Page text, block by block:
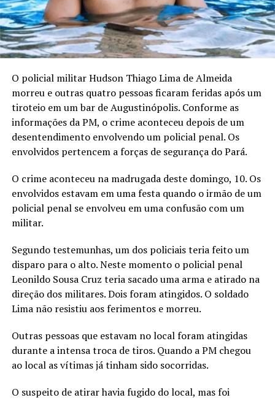
O policial militar Hudson Thiago Lima de Almeida
morreu e outras quatro pessoas ficaram feridas após um
tiroteio em um bar de Augustinópolis. Conforme as
informações da PM, o crime aconteceu depois de um
desentendimento envolvendo um policial penal. Os
envolvidos pertencem a forças de segurança do Pará.
O crime aconteceu na madrugada deste domingo, 10. Os
envolvidos estavam em uma festa quando o irmão de um
policial penal se envolveu em uma confusão com um
militar.
Segundo testemunhas, um dos policiais teria feito um
disparo para o alto. Neste momento o policial penal
Leonildo Sousa Cruz teria sacado uma arma e atirado na
direção dos militares. Dois foram atingidos. O soldado
Lima não resistiu aos ferimentos e morreu.
Outras pessoas que estavam no local foram atingidas
durante a intensa troca de tiros. Quando a PM chegou
ao local as vítimas já tinham sido socorridas.
O suspeito de atirar havia fugido do local, mas foi